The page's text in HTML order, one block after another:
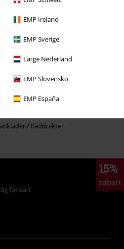
EMP Ireland
EMP Sverige
Large Nederland
EMP Slovensko
EMP España
Baddräkter
15%
rabatt
för vårt